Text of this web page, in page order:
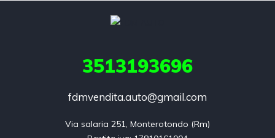
3513193696
fdmvendita.auto@gmail.com
Via salaria 251, Monterotondo (Rm)